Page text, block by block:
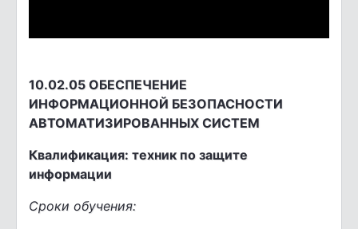
10.02.05 ОБЕСПЕЧЕНИЕ
ИНФОРМАЦИОННОЙ БЕЗОПАСНОСТИ
АВТОМАТИЗИРОВАННЫХ СИСТЕМ
Квалификация: техник по защите
информации
Сроки обучения: